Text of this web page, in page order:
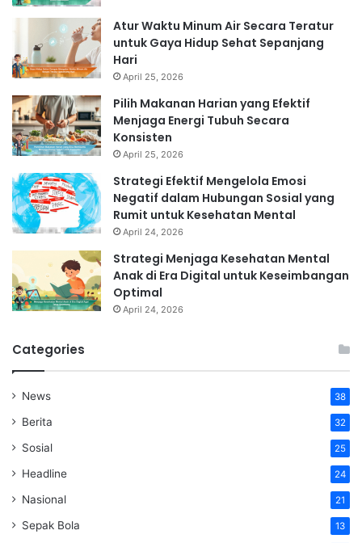
Atur Waktu Minum Air Secara Teratur
untuk Gaya Hidup Sehat Sepanjang
Hari
April 25, 2026
Pilih Makanan Harian yang Efektif
Menjaga Energi Tubuh Secara
Konsisten
April 25, 2026
Strategi Efektif Mengelola Emosi
Negatif dalam Hubungan Sosial yang
Rumit untuk Kesehatan Mental
April 24, 2026
Strategi Menjaga Kesehatan Mental
Anak di Era Digital untuk Keseimbangan
Optimal
April 24, 2026
Categories
News 38
Berita 32
Sosial 25
Headline 24
Nasional 21
Sepak Bola 13